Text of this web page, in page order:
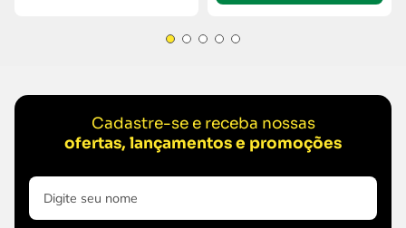
Cadastre-se e receba nossas
ofertas, lançamentos e promoções